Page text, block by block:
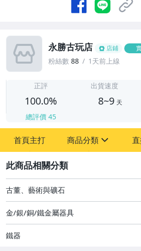
永勝古玩店 店鋪
粉絲數 88 1天前上線
正評
100.0%
總評價 45
出貨速度
8~9 天
首頁主打 商品分類
其它
古董、藝術與礦石
金/銀/銅/鐵金屬器具
鐵器